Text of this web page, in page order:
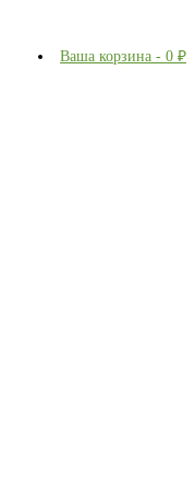
Ваша корзина - 0 ₽